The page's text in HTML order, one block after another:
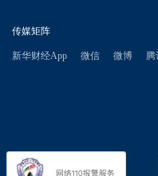
传媒矩阵
新华财经App 微信 微博 腾